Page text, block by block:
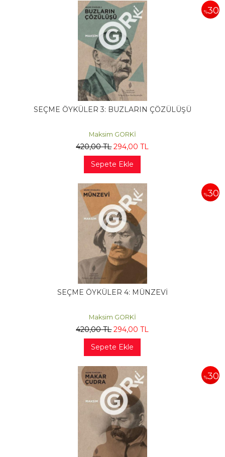
%30
SEÇME ÖYKÜLER 3: BUZLARIN ÇÖZÜLÜŞÜ
Maksim GORKİ
420,00TL 294,00 TL
Sepete Ekle
%30
SEÇME ÖYKÜLER 4: MÜNZEVİ
Maksim GORKİ
420,00TL 294,00 TL
Sepete Ekle
%30